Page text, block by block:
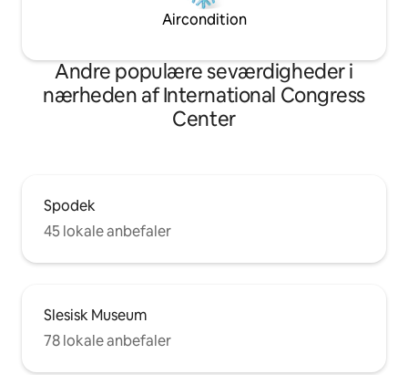
Aircondition
Andre populære seværdigheder i
nærheden af International Congress
Center
Spodek
45 lokale anbefaler
Slesisk Museum
78 lokale anbefaler